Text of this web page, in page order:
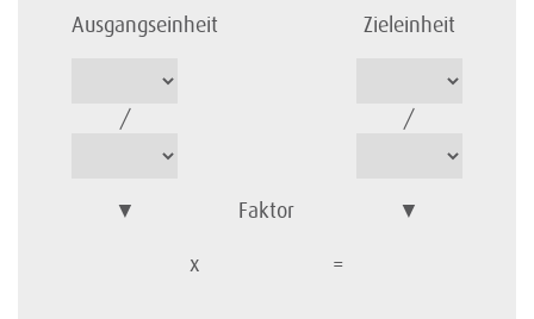
Ausgangseinheit Zieleinheit
/ /
▼ Faktor ▼
x =